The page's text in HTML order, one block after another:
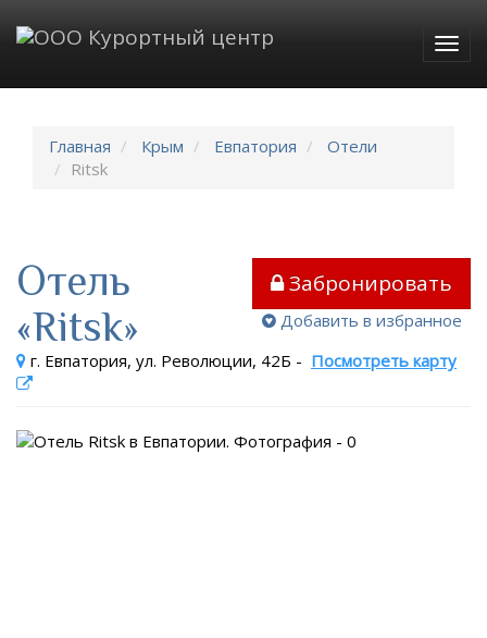
Главная Крым Евпатория
Отели
Ritsk
Забронировать
Добавить в избранное
Отель
«Ritsk»
г. Евпатория, ул. Революции, 42Б - Посмотреть карту